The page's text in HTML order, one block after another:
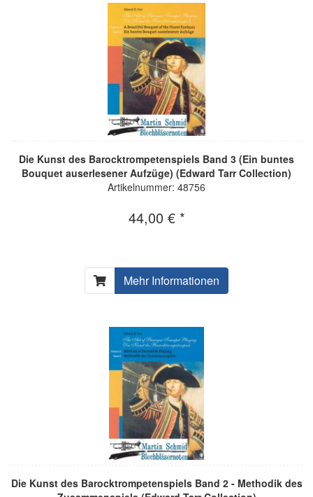
Die Kunst des Barocktrompetenspiels Band 3 (Ein buntes
Bouquet auserlesener Aufzüge) (Edward Tarr Collection)
Artikelnummer: 48756
44,00 € *
Mehr Informationen
Die Kunst des Barocktrompetenspiels Band 2 - Methodik des